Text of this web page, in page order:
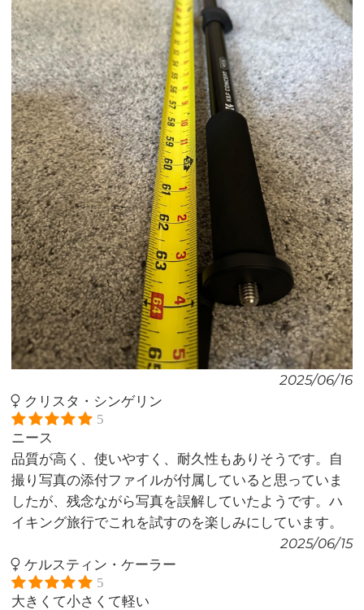
2025/06/16
クリスタ・シンゲリン
5
ニース
品質が高く、使いやすく、耐久性もありそうです。自
撮り写真の添付ファイルが付属していると思っていま
したが、残念ながら写真を誤解していたようです。ハ
イキング旅行でこれを試すのを楽しみにしています。
2025/06/15
ケルスティン・ケーラー
5
大きくて小さくて軽い